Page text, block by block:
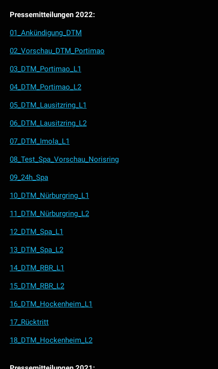
Pressemitteilungen 2022:
01_Ankündigung_DTM
02_Vorschau_DTM_Portimao
03_DTM_Portimao_L1
04_DTM_Portimao_L2
05_DTM_Lausitzring_L1
06_DTM_Lausitzring_L2
07_DTM_Imola_L1
08_Test_Spa_Vorschau_Norisring
09_24h_Spa
10_DTM_Nürburgring_L1
11_DTM_Nürburgring_L2
12_DTM_Spa_L1
13_DTM_Spa_L2
14_DTM_RBR_L1
15_DTM_RBR_L2
16_DTM_Hockenheim_L1
17_Rücktritt
18_DTM_Hockenheim_L2